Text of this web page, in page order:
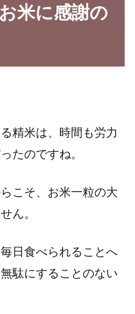
米に感謝の
精米は、時間も労力
たのですね。
こそ、お米一粒の大
ん。
日食べられることへ
駄にすることのない